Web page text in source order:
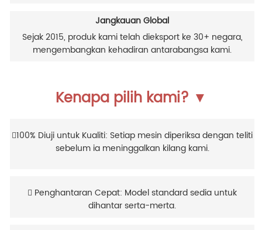
Jangkauan Global
Sejak 2015, produk kami telah dieksport ke 30+ negara,
mengembangkan kehadiran antarabangsa kami.
Kenapa pilih kami? ▼
100% Diuji untuk Kualiti: Setiap mesin diperiksa dengan teliti
sebelum ia meninggalkan kilang kami.
 Penghantaran Cepat: Model standard sedia untuk
dihantar serta-merta.